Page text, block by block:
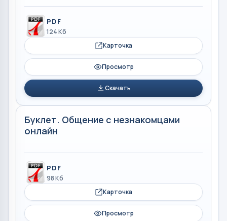
PDF
124 Кб
Карточка
Просмотр
Скачать
Буклет. Общение с незнакомцами
онлайн
PDF
98 Кб
Карточка
Просмотр